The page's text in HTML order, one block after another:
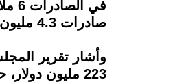
صادرات 4.3 مليون دولار وقيمة نمو في الصادرات 4 مليون دولار ونسبة نمو 796%
223 مليون دولار، حيث تعد أمريكا من أكبر الدول المستقبلة للصادرات الغذائية المصرية.